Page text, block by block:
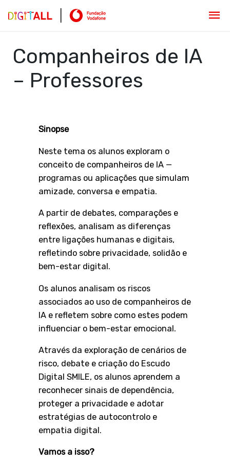
Companheiros de IA
– Professores
Sinopse
Neste tema os alunos exploram o
conceito de companheiros de IA —
programas ou aplicações que simulam
amizade, conversa e empatia.
A partir de debates, comparações e
reflexões, analisam as diferenças
entre ligações humanas e digitais,
refletindo sobre privacidade, solidão e
bem-estar digital.
Os alunos analisam os riscos
associados ao uso de companheiros de
IA e refletem sobre como estes podem
influenciar o bem-estar emocional.
Através da exploração de cenários de
risco, debate e criação do Escudo
Digital SMILE, os alunos aprendem a
reconhecer sinais de dependência,
proteger a privacidade e adotar
estratégias de autocontrolo e
empatia digital.
Vamos a isso?